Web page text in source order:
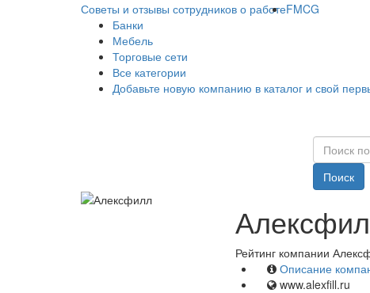
Советы и отзывы сотрудников о работеFMCG
Банки
Мебель
Торговые сети
Все категории
Добавьте новую компанию в каталог и свой
Поиск
Рейтинг компании
Описание
www.alexfill.ru